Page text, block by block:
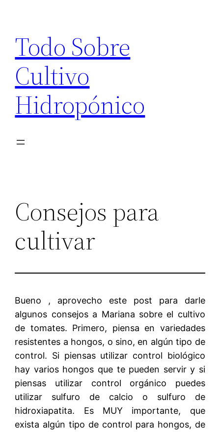
contenido
Todo Sobre
Cultivo
Hidropónico
Consejos para
cultivar
Bueno , aprovecho este post para darle
algunos consejos a Mariana sobre el cultivo
de tomates. Primero, piensa en variedades
resistentes a hongos, o sino, en algún tipo de
control. Si piensas utilizar control biológico
hay varios hongos que te pueden servir y si
piensas utilizar control orgánico puedes
utilizar sulfuro de calcio o sulfuro de
hidroxiapatita. Es MUY importante, que
exista algún tipo de control para hongos, de